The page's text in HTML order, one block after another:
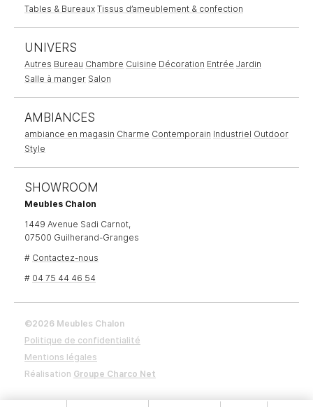
Tables & Bureaux Tissus d’ameublement & confection
UNIVERS
Autres Bureau Chambre Cuisine Décoration Entrée Jardin
Salle à manger Salon
AMBIANCES
ambiance en magasin Charme Contemporain Industriel Outdoor
Style
SHOWROOM
Meubles Chalon
1449 Avenue Sadi Carnot,
07500 Guilherand-Granges
# Contactez-nous
# 04 75 44 46 54
©2026 Meubles Chalon
Politique de confidentialité
Mentions légales
Réalisation Groupe Charco Net